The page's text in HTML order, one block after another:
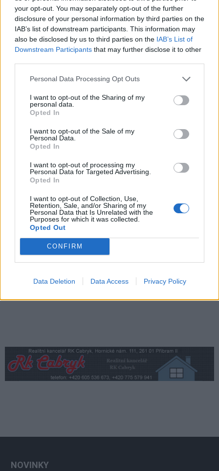
your opt-out. You may separately opt-out of the further
disclosure of your personal information by third parties on the
IAB’s list of downstream participants. This information may
also be disclosed by us to third parties on the IAB’s List of
Downstream Participants that may further disclose it to other
Personal Data Processing Opt Outs
I want to opt-out of the Sharing of my
personal data.
Opted In
I want to opt-out of the Sale of my
Personal Data.
Opted In
I want to opt-out of processing my
Personal Data for Targeted Advertising.
Opted In
I want to opt-out of Collection, Use,
Retention, Sale, and/or Sharing of my
Personal Data that Is Unrelated with the
Purposes for which it was collected.
Opted Out
CONFIRM
Data Deletion Data Access Privacy Policy
Předchozí článek
Soutěž na výstavě o legionářích
na Příbramsku stále nemá vítěze
Následující článek
hlavního tahu Bohutínem
SOUVISEJÍCÍ ČLÁNKY
VÍCE OD AUTORA
Zpravodajství
Většina koupališť na Příbramsku nabízí
výborné podmínky. Horší voda je jen na
Živohošti
Zpravodajství
Příbram modernizuje parkovací automaty.
Přibudou i tři nové poblíž Svaté Hory
Zpravodajství
Středočeský kraj upravil pravidla soutěže.
Obce nově získají body i za předcházení
vzniku odpadu
NOVINKY